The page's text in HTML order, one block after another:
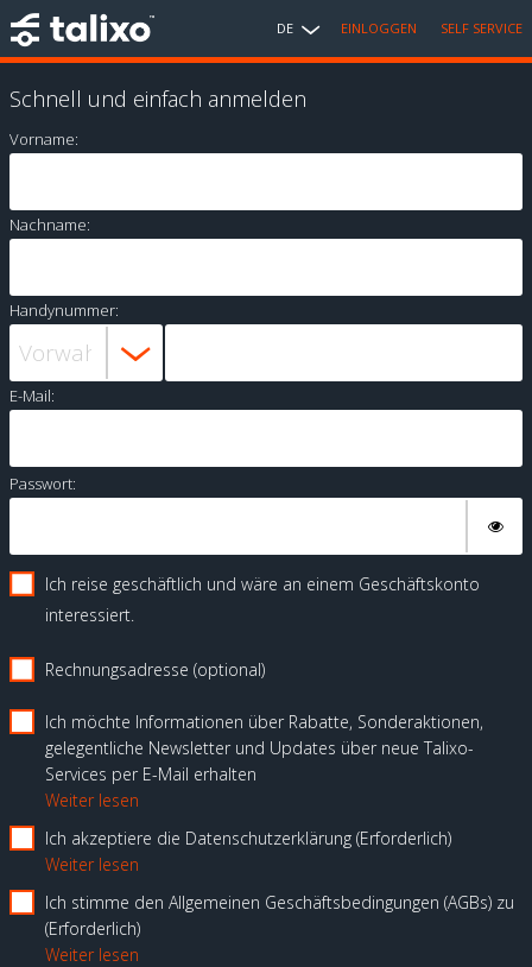
DE EINLOGGEN SELF SERVICE
Schnell und einfach anmelden
Vorname:
Nachname:
Handynummer:
E-Mail:
Passwort:
Ich reise geschäftlich und wäre an einem Geschäftskonto
interessiert.
Rechnungsadresse (optional)
Ich möchte Informationen über Rabatte, Sonderaktionen,
gelegentliche Newsletter und Updates über neue Talixo-
Services per E-Mail erhalten
Weiter lesen
Ich akzeptiere die Datenschutzerklärung Erforderlich
Weiter lesen
Ich stimme den Allgemeinen Geschäftsbedingungen (AGBs) zu
Erforderlich
Weiter lesen